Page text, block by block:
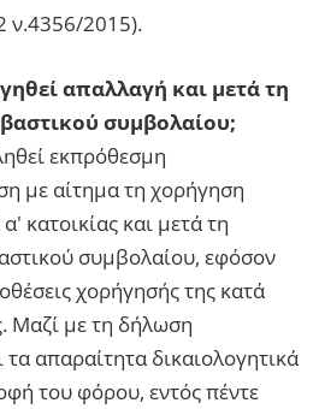
ν.4356/2015).
απαλλαγή και μετά τη
συμβολαίου;
εκπρόθεσμη
με αίτημα τη χορήγηση
κατοικίας και μετά τη
συμβολαίου, εφόσον
χορήγησής της κατά
Μαζί με τη δήλωση
απαραίτητα δικαιολογητικά
του φόρου, εντός πέντε